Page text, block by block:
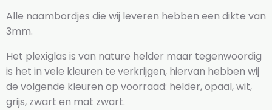
Alle naambordjes die wij leveren hebben een dikte van
3mm.
Het plexiglas is van nature helder maar tegenwoordig
is het in vele kleuren te verkrijgen, hiervan hebben wij
de volgende kleuren op voorraad: helder, opaal, wit,
grijs, zwart en mat zwart.